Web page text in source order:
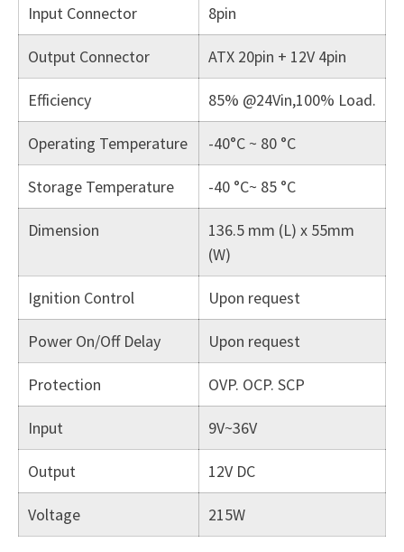
Input Connector 8pin
Output Connector ATX 20pin + 12V 4pin
Efficiency 85% @24Vin,100% Load.
Operating Temperature -40°C ~ 80 °C
Storage Temperature -40 °C~ 85 °C
Dimension
136.5 mm (L) x 55mm
(W)
Ignition Control Upon request
Power On/Off Delay Upon request
Protection OVP. OCP. SCP
Input 9V~36V
Output 12V DC
Voltage 215W